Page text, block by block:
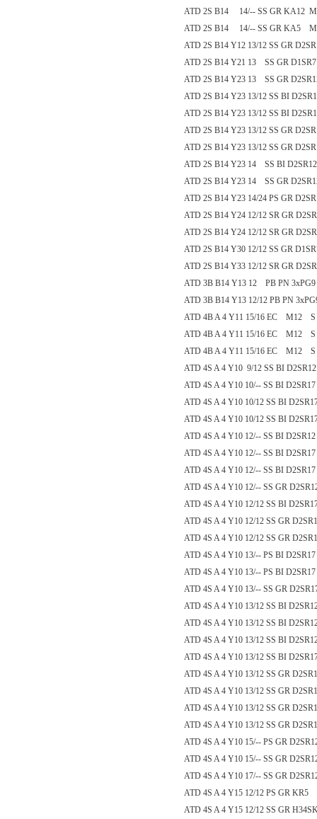
ATD 2S B14 14/-- SS GR KA12
ATD 2S B14 14/-- SS GR KA5
ATD 2S B14 Y12 13/12 SS GR
ATD 2S B14 Y21 13 SS GR
ATD 2S B14 Y23 13 SS GR
ATD 2S B14 Y23 13/12 SS BI
ATD 2S B14 Y23 13/12 SS BI
ATD 2S B14 Y23 13/12 SS GR
ATD 2S B14 Y23 13/12 SS GR
ATD 2S B14 Y23 14 SS BI
ATD 2S B14 Y23 14 SS GR
ATD 2S B14 Y23 14/24 PS GR
ATD 2S B14 Y24 12/12 SR GR
ATD 2S B14 Y24 12/12 SR GR
ATD 2S B14 Y30 12/12 SS GR
ATD 2S B14 Y33 12/12 SR GR
ATD 3B B14 Y13 12 PB PN
ATD 3B B14 Y13 12/12 PB PN
ATD 4B A 4 Y11 15/16 EC M12
ATD 4B A 4 Y11 15/16 EC M12
ATD 4B A 4 Y11 15/16 EC M12
ATD 4S A 4 Y10 9/12 SS BI
ATD 4S A 4 Y10 10/-- SS BI
ATD 4S A 4 Y10 10/12 SS BI
ATD 4S A 4 Y10 10/12 SS BI
ATD 4S A 4 Y10 12/-- SS BI
ATD 4S A 4 Y10 12/-- SS BI
ATD 4S A 4 Y10 12/-- SS BI
ATD 4S A 4 Y10 12/-- SS GR
ATD 4S A 4 Y10 12/12 SS BI
ATD 4S A 4 Y10 12/12 SS GR
ATD 4S A 4 Y10 12/12 SS GR
ATD 4S A 4 Y10 13/-- PS BI
ATD 4S A 4 Y10 13/-- PS BI
ATD 4S A 4 Y10 13/-- SS GR
ATD 4S A 4 Y10 13/12 SS BI
ATD 4S A 4 Y10 13/12 SS BI
ATD 4S A 4 Y10 13/12 SS BI
ATD 4S A 4 Y10 13/12 SS BI
ATD 4S A 4 Y10 13/12 SS GR
ATD 4S A 4 Y10 13/12 SS GR
ATD 4S A 4 Y10 13/12 SS GR
ATD 4S A 4 Y10 13/12 SS GR
ATD 4S A 4 Y10 15/-- PS GR
ATD 4S A 4 Y10 15/-- SS GR
ATD 4S A 4 Y10 17/-- SS GR
ATD 4S A 4 Y15 12/12 PS GR KR5
ATD 4S A 4 Y15 12/12 SS GR